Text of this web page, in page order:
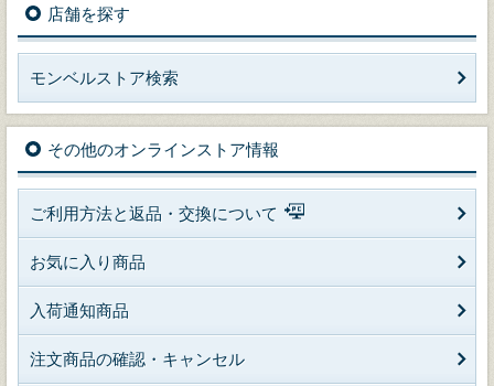
店舗を探す
モンベルストア検索
その他のオンラインストア情報
ご利用方法と返品・交換について
お気に入り商品
入荷通知商品
注文商品の確認・キャンセル